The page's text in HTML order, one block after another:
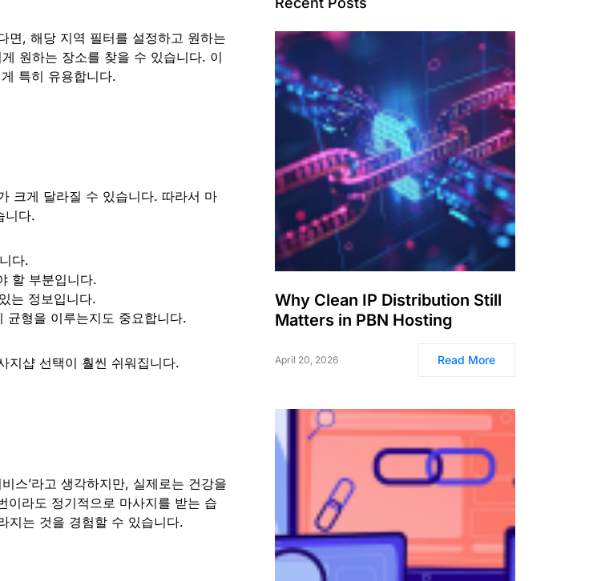
면, 해당 지역 필터를 설정하고 원하는
원하는 장소를 찾을 수 있습니다. 이
특히 유용합니다.
크게 달라질 수 있습니다. 따라서 마
니다.
다.
할 부분입니다.
는 정보입니다.
균형을 이루는지도 중요합니다.
지샵 선택이 훨씬 쉬워집니다.
스’라고 생각하지만, 실제로는 건강을
이라도 정기적으로 마사지를 받는 습
지는 것을 경험할 수 있습니다.
Why Clean IP Distribution Still
Matters in PBN Hosting
April 20, 2026 Read More